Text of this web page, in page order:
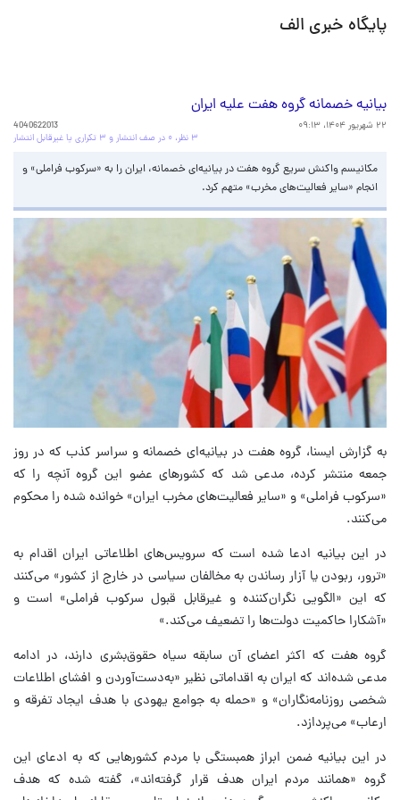
پایگاه خبری الف
بیانیه خصمانه گروه هفت علیه ایران
۲۲ شهریور ۱۴۰۴، ۰۹:۱۳
4040622013
۳ نظر، ۰ در صف انتشار و ۳ تکراری یا غیرقابل انتشار
مکانیسم واکنش سریع گروه هفت در بیانیه‌ای خصمانه، ایران را به «سرکوب فراملی» و
انجام «سایر فعالیت‌های مخرب» متهم کرد.
به گزارش ایسنا، گروه هفت در بیانیه‌ای خصمانه و سراسر کذب که در روز
جمعه منتشر کرده، مدعی شد که کشورهای عضو این گروه آنچه را که
«سرکوب فراملی» و «سایر فعالیت‌های مخرب ایران» خوانده شده را محکوم
می‌کنند.
در این بیانیه ادعا شده است که سرویس‌های اطلاعاتی ایران اقدام به
«ترور، ربودن یا آزار رساندن به مخالفان سیاسی در خارج از کشور» می‌کنند
که این «الگویی نگران‌کننده و غیرقابل قبول سرکوب فراملی» است و
«آشکارا حاکمیت دولت‌ها را تضعیف می‌کند.»
گروه هفت که اکثر اعضای آن سابقه سیاه حقوق‌بشری دارند، در ادامه
مدعی شده‌اند که ایران به اقداماتی نظیر «به‌دست‌آوردن و افشای اطلاعات
شخصی روزنامه‌نگاران» و «حمله به جوامع یهودی با هدف ایجاد تفرقه و
ارعاب» می‌پردازد.
در این بیانیه ضمن ابراز همبستگی با مردم کشورهایی که به ادعای این
گروه «همانند مردم ایران هدف قرار گرفته‌اند»، گفته شده که هدف